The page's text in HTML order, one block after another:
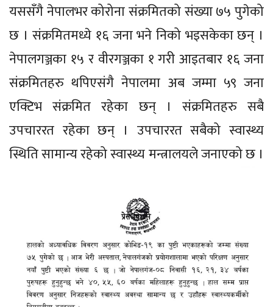
यससँगै नेपालभर कोरोना संक्रमितको संख्या ७५ पुगेको
छ । संक्रमितमध्ये १६ जना भने निको भइसकेका छन् ।
नेपालगञ्जका १५ र वीरगञ्जका १ गरी आइतबार १६ जना
संक्रमितहरु थपिएसंगै नेपालमा अब जम्मा ५९ जना
एक्टिभ संक्रमित रहेका छन् । संक्रमितहरु सबै
उपचाररत रहेका छन् । उपचाररत सबैको स्वास्थ्य
स्थिति सामान्य रहेको स्वास्थ्य मन्त्रालयले जनाएको छ ।